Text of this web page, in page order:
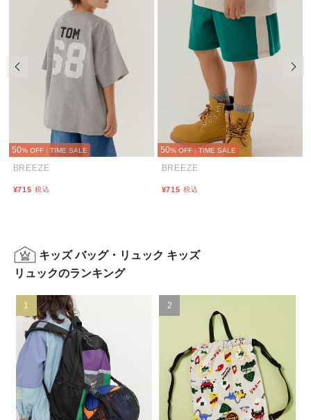
50% OFF | TIME SALE
BREEZE
¥715 税込
50% OFF | TIME SALE
BREEZE
¥715 税込
前の画像 次
キッズ バッグ・リュック キッズ
リュックのランキング
1 2